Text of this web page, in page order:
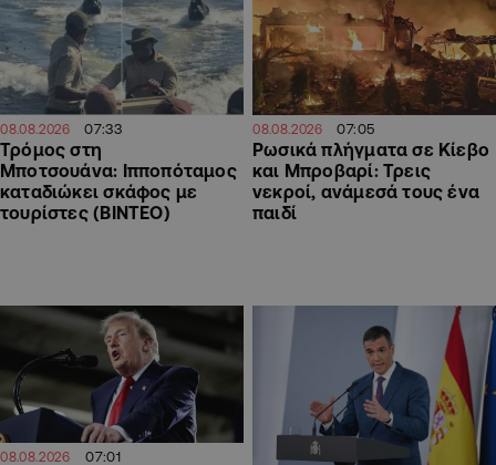
08.08.2026 07:33
Τρόμος στη
Μποτσουάνα: Ιπποπόταμος
καταδιώκει σκάφος με
τουρίστες (ΒΙΝΤΕΟ)
08.08.2026 07:05
Ρωσικά πλήγματα σε Κίεβο
και Μπροβαρί: Τρεις
νεκροί, ανάμεσά τους ένα
παιδί
08.08.2026 07:01